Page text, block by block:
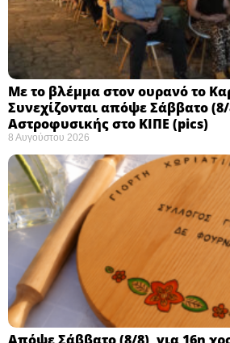
Με το βλέμμα στον ουρανό το
Συνεχίζονται απόψε Σάββατο (8/
Αστροφυσικής στο ΚΙΠΕ (pics)
8 Αυγούστου 2026